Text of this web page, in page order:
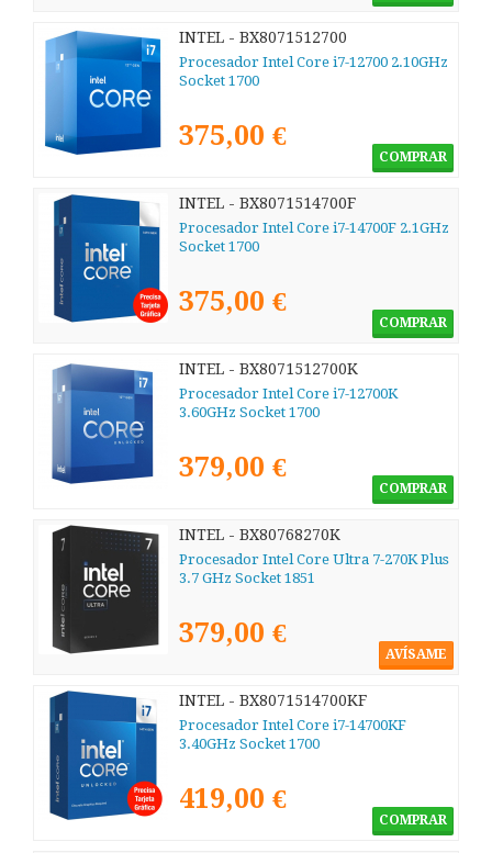
INTEL - BX8071512700
Procesador Intel Core i7-12700 2.10GHz
Socket 1700
375,00 €
COMPRAR
INTEL - BX8071514700F
Procesador Intel Core i7-14700F 2.1GHz
Socket 1700
375,00 €
COMPRAR
INTEL - BX8071512700K
Procesador Intel Core i7-12700K
3.60GHz Socket 1700
379,00 €
COMPRAR
INTEL - BX80768270K
Procesador Intel Core Ultra 7-270K Plus
3.7 GHz Socket 1851
379,00 €
AVÍSAME
INTEL - BX8071514700KF
Procesador Intel Core i7-14700KF
3.40GHz Socket 1700
419,00 €
COMPRAR